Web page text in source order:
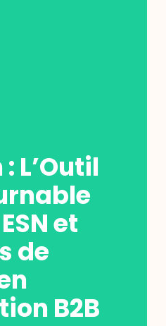
L’Outil
et
de
B2B